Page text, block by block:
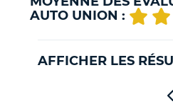
AUTO UNION :
AFFICHER LES